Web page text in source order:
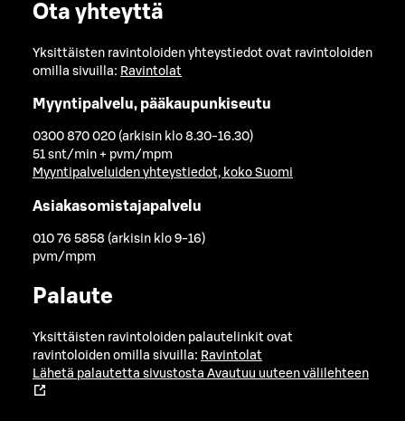
Ota yhteyttä
Yksittäisten ravintoloiden yhteystiedot ovat ravintoloiden
omilla sivuilla: Ravintolat
Myyntipalvelu, pääkaupunkiseutu
0300 870 020 (arkisin klo 8.30-16.30)
51 snt/min + pvm/mpm
Myyntipalveluiden yhteystiedot, koko Suomi
Asiakasomistajapalvelu
010 76 5858 (arkisin klo 9-16)
pvm/mpm
Palaute
Yksittäisten ravintoloiden palautelinkit ovat
ravintoloiden omilla sivuilla: Ravintolat
Lähetä palautetta sivustosta Avautuu uuteen välilehteen